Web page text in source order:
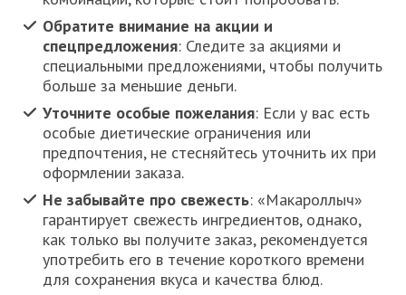
Обратите внимание на акции и
спецпредложения: Следите за акциями и
специальными предложениями, чтобы получить
больше за меньшие деньги.
Уточните особые пожелания: Если у вас есть
особые диетические ограничения или
предпочтения, не стесняйтесь уточнить их при
оформлении заказа.
Не забывайте про свежесть: «Макароллыч»
гарантирует свежесть ингредиентов, однако,
как только вы получите заказ, рекомендуется
употребить его в течение короткого времени
для сохранения вкуса и качества блюд.